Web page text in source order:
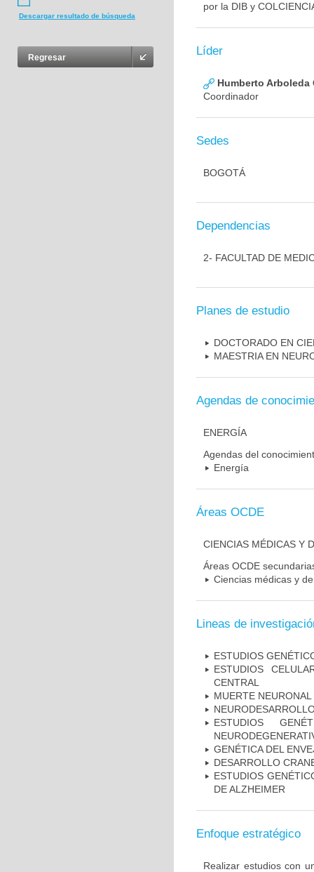
Descargar resultado de búsqueda
Regresar
por la DIB y
Líder
Humberto Arboleda
Coordinador
Sedes
BOGOTÁ
Dependencias
2- FACULTAD DE
Planes de estudio
DOCTORADO EN
MAESTRIA EN
Agendas de
ENERGÍA
Agendas del
Energía
Áreas OCDE
CIENCIAS MÉDICAS Y
Áreas OCDE
Ciencias médicas y
Lineas de
ESTUDIOS
ESTUDIOS
CENTRAL
MUERTE
ESTUDIOS
GENÉTICA DEL
DESARROLLO
ESTUDIOS
DE ALZHEIMER
Enfoque estratégico
Realizar estudios con